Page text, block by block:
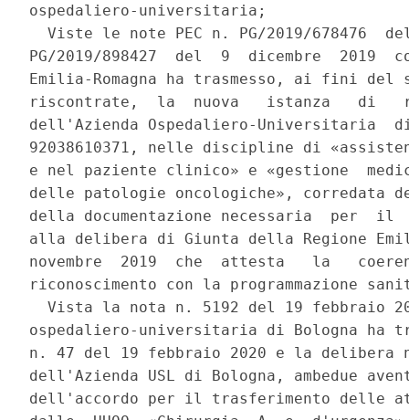
ospedaliero-universitaria;
Viste le note PEC n. PG/2019/678476
PG/2019/898427  del  9  dicembre
Emilia-Romagna ha trasmesso, ai fini
riscontrate,  la  nuova   istanza   di
dell'Azienda Ospedaliero-Universitaria
92038610371, nelle discipline di
e nel paziente clinico» e «gestione
delle patologie oncologiche», corredata
della documentazione necessaria  per  il
alla delibera di Giunta della Regione
novembre  2019  che  attesta   la
riconoscimento con la programmazione
Vista la nota n. 5192 del 19 febbraio
ospedaliero-universitaria di Bologna ha
n. 47 del 19 febbraio 2020 e la delibera
dell'Azienda USL di Bologna, ambedue
dell'accordo per il trasferimento